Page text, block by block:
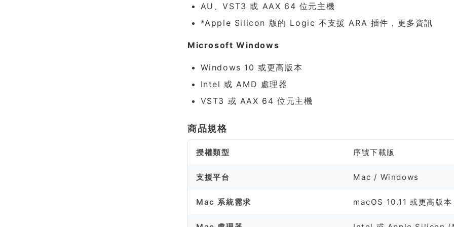
AU、VST3 或 AAX 64 位元主機
*Apple Silicon 版的 Logic 不支援 ARA 插件，更多資訊
Microsoft Windows
Windows 10 或更高版本
Intel 或 AMD 處理器
VST3 或 AAX 64 位元主機
商品規格
授權類型 序號下載版
支援平台 Mac / Windows
Mac 系統需求 macOS 10.11 或更高版本